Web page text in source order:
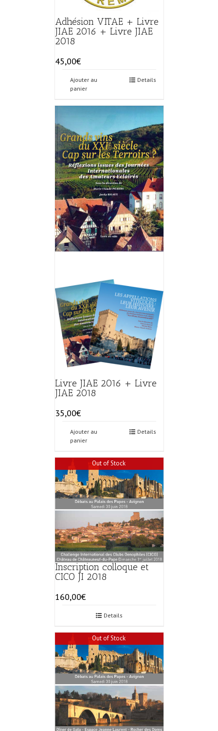
Adhésion VITAE + Livre
JIAE 2016 + Livre JIAE
2018
45,00€
Ajouter au
panier
Details
Livre JIAE 2016 + Livre
JIAE 2018
35,00€
Ajouter au
panier
Details
Out of Stock
Inscription colloque et
CICO JI 2018
160,00€
Details
Out of Stock